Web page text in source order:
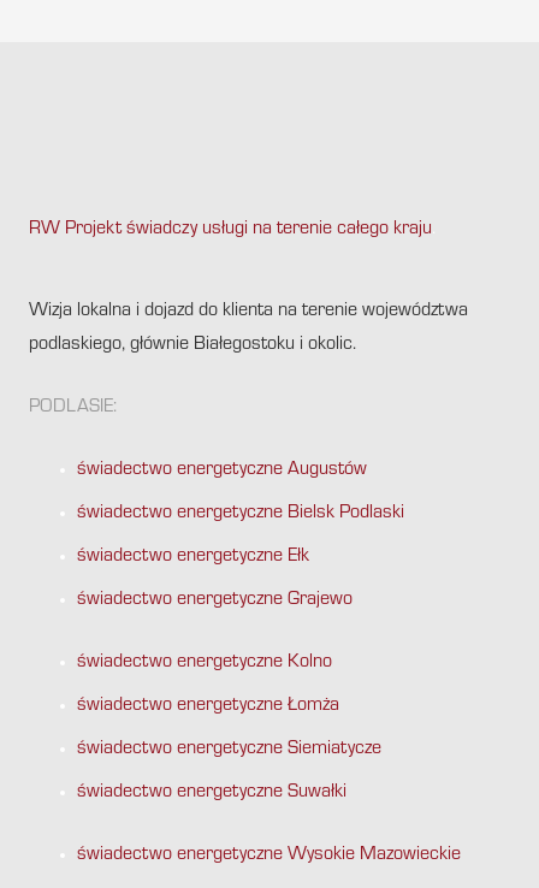
RW Projekt świadczy usługi na terenie całego kraju
Wizja lokalna i dojazd do klienta na terenie województwa
podlaskiego, głównie Białegostoku i okolic.
PODLASIE:
świadectwo energetyczne Augustów
świadectwo energetyczne Bielsk Podlaski
świadectwo energetyczne Ełk
świadectwo energetyczne Grajewo
świadectwo energetyczne Kolno
świadectwo energetyczne Łomża
świadectwo energetyczne Siemiatycze
świadectwo energetyczne Suwałki
świadectwo energetyczne Wysokie Mazowieckie